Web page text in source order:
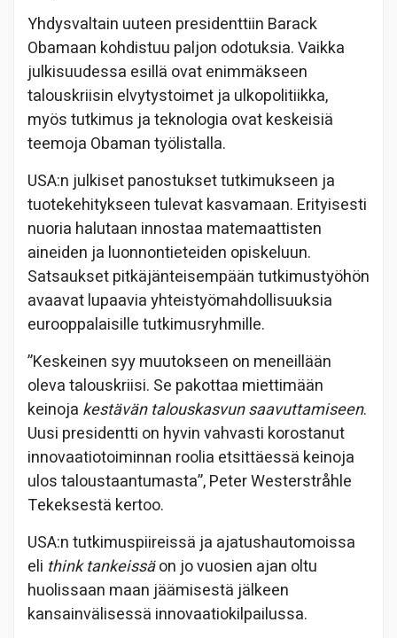
Yhdysvaltain uuteen presidenttiin Barack
Obamaan kohdistuu paljon odotuksia. Vaikka
julkisuudessa esillä ovat enimmäkseen
talouskriisin elvytystoimet ja ulkopolitiikka,
myös tutkimus ja teknologia ovat keskeisiä
teemoja Obaman työlistalla.
USA:n julkiset panostukset tutkimukseen ja
tuotekehitykseen tulevat kasvamaan. Erityisesti
nuoria halutaan innostaa matemaattisten
aineiden ja luonnontieteiden opiskeluun.
Satsaukset pitkäjänteisempään tutkimustyöhön
avaavat lupaavia yhteistyömahdollisuuksia
eurooppalaisille tutkimusryhmille.
”Keskeinen syy muutokseen on meneillään
oleva talouskriisi. Se pakottaa miettimään
keinoja kestävän talouskasvun saavuttamiseen.
Uusi presidentti on hyvin vahvasti korostanut
innovaatiotoiminnan roolia etsittäessä keinoja
ulos taloustaantumasta”, Peter Westerstråhle
Tekeksestä kertoo.
USA:n tutkimuspiireissä ja ajatushautomoissa
eli think tankeissäon jo vuosien ajan oltu
huolissaan maan jäämisestä jälkeen
kansainvälisessä innovaatiokilpailussa.